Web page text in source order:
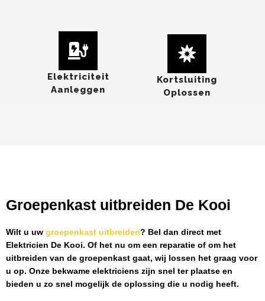
Elektriciteit
Aanleggen
Kortsluiting
Oplossen
Groepenkast uitbreiden De Kooi
Wilt u uw groepenkast uitbreiden? Bel dan direct met
Elektricien De Kooi. Of het nu om een reparatie of om het
uitbreiden van de groepenkast gaat, wij lossen het graag voor
u op. Onze bekwame elektriciens zijn snel ter plaatse en
bieden u zo snel mogelijk de oplossing die u nodig heeft.